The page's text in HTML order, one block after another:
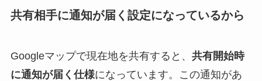
共有相手に通知が届く設定になっているから
Googleマップで現在地を共有すると、 共有開始時
に通知が届く仕様になっています。この通知があ